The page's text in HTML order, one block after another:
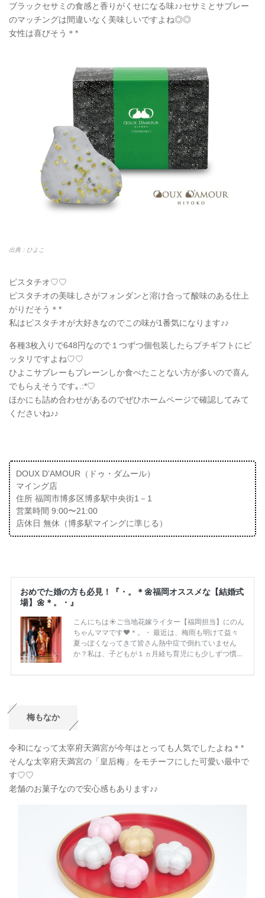
ブラックセサミの食感と香りがくせになる味♪♪セサミとサブレー
のマッチングは間違いなく美味しいですよね◎◎
女性は喜びそう＊*
出典：ひよこ
ピスタチオ♡♡
ピスタチオの美味しさがフォンダンと溶け合って酸味のある仕上
がりだそう＊*
私はピスタチオが大好きなのでこの味が1番気になります♪♪
各種3枚入りで648円なので１つずつ個包装したらプチギフトにピ
ッタリですよね♡♡
ひよこサブレーもプレーンしか食べたことない方が多いので喜ん
でもらえそうです｡.:*♡
ほかにも詰め合わせがあるのでぜひホームページで確認してみて
くださいね♪♪
DOUX D’AMOUR（ドゥ・ダムール）
マイング店
住所 福岡市博多区博多駅中央街1－1
営業時間 9:00〜21:00
店休日 無休（博多駅マイングに準じる）
梅もなか
令和になって太宰府天満宮が今年はとっても人気でしたよね＊*
そんな太宰府天満宮の「皇后梅」をモチーフにした可愛い最中で
す♡♡
老舗のお菓子なので安心感もあります♪♪